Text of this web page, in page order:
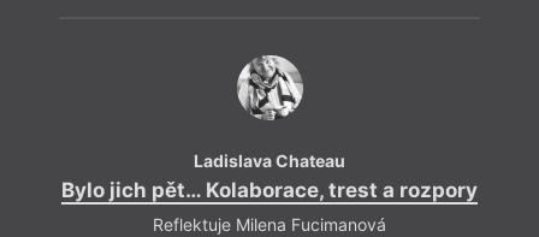
Ladislava Chateau
Bylo jich pět… Kolaborace, trest a rozpory
Reflektuje Milena Fucimanová